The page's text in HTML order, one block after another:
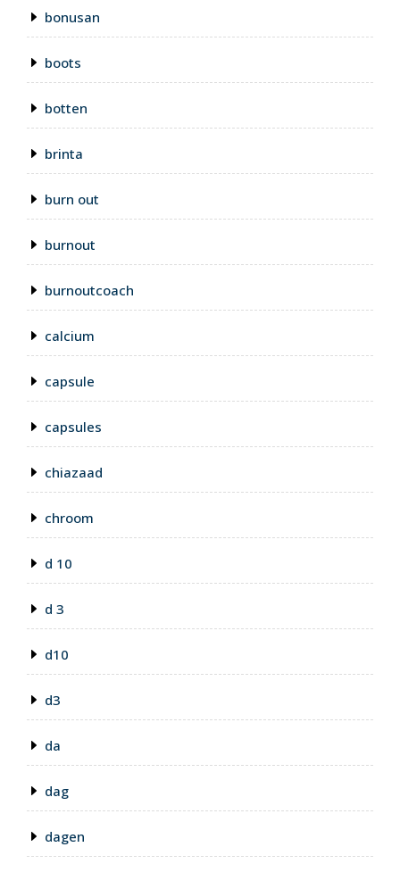
bonusan
boots
botten
brinta
burn out
burnout
burnoutcoach
calcium
capsule
capsules
chiazaad
chroom
d 10
d 3
d10
d3
da
dag
dagen